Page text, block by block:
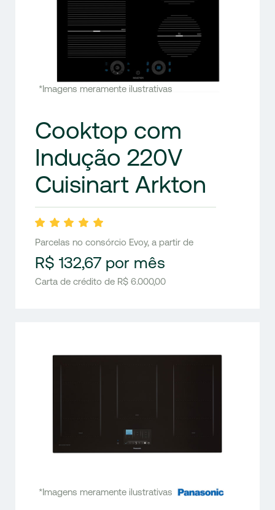
*Imagens meramente ilustrativas
Cooktop com
Indução 220V
Cuisinart Arkton
Parcelas no consórcio Evoy, a partir de
R$ 132,67 por mês
Carta de crédito de R$ 6.000,00
*Imagens meramente ilustrativas